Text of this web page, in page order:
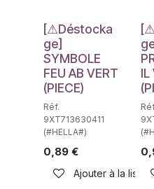
Déstockage
[⚠Déstocka
ge]
SYMBOLE
FEU AB VERT
(PIECE)
Réf.
9XT713630411
(#HELLA#)
0,89 €
Ajouter à la liste
IL